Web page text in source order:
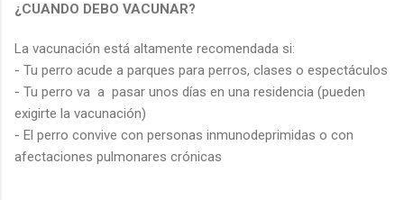
¿CUANDO DEBO VACUNAR?
La vacunación está altamente recomendada si:
- Tu perro acude a parques para perros, clases o espectáculos
- Tu perro va a pasar unos días en una residencia (pueden
exigirte la vacunación)
- El perro convive con personas inmunodeprimidas o con
afectaciones pulmonares crónicas